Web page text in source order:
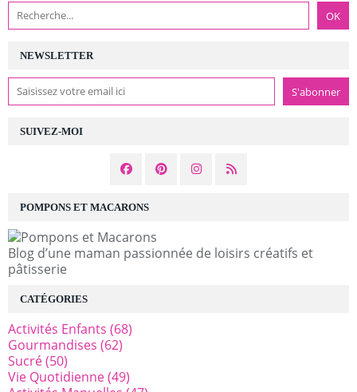
NEWSLETTER
SUIVEZ-MOI
POMPONS ET MACARONS
Blog d’une maman passionnée de loisirs créatifs et
pâtisserie
CATÉGORIES
Activités Enfants (68)
Gourmandises (62)
Sucré(50)
Vie Quotidienne(49)